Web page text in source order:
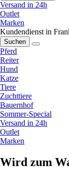
Versand in 24h
Outlet
Marken
Kundendienst in
Suchen
Pferd
Reiter
Hund
Katze
Tiere
Zuchttiere
Bauernhof
Sommer-Special
Versand in 24h
Outlet
Marken
Wird zum